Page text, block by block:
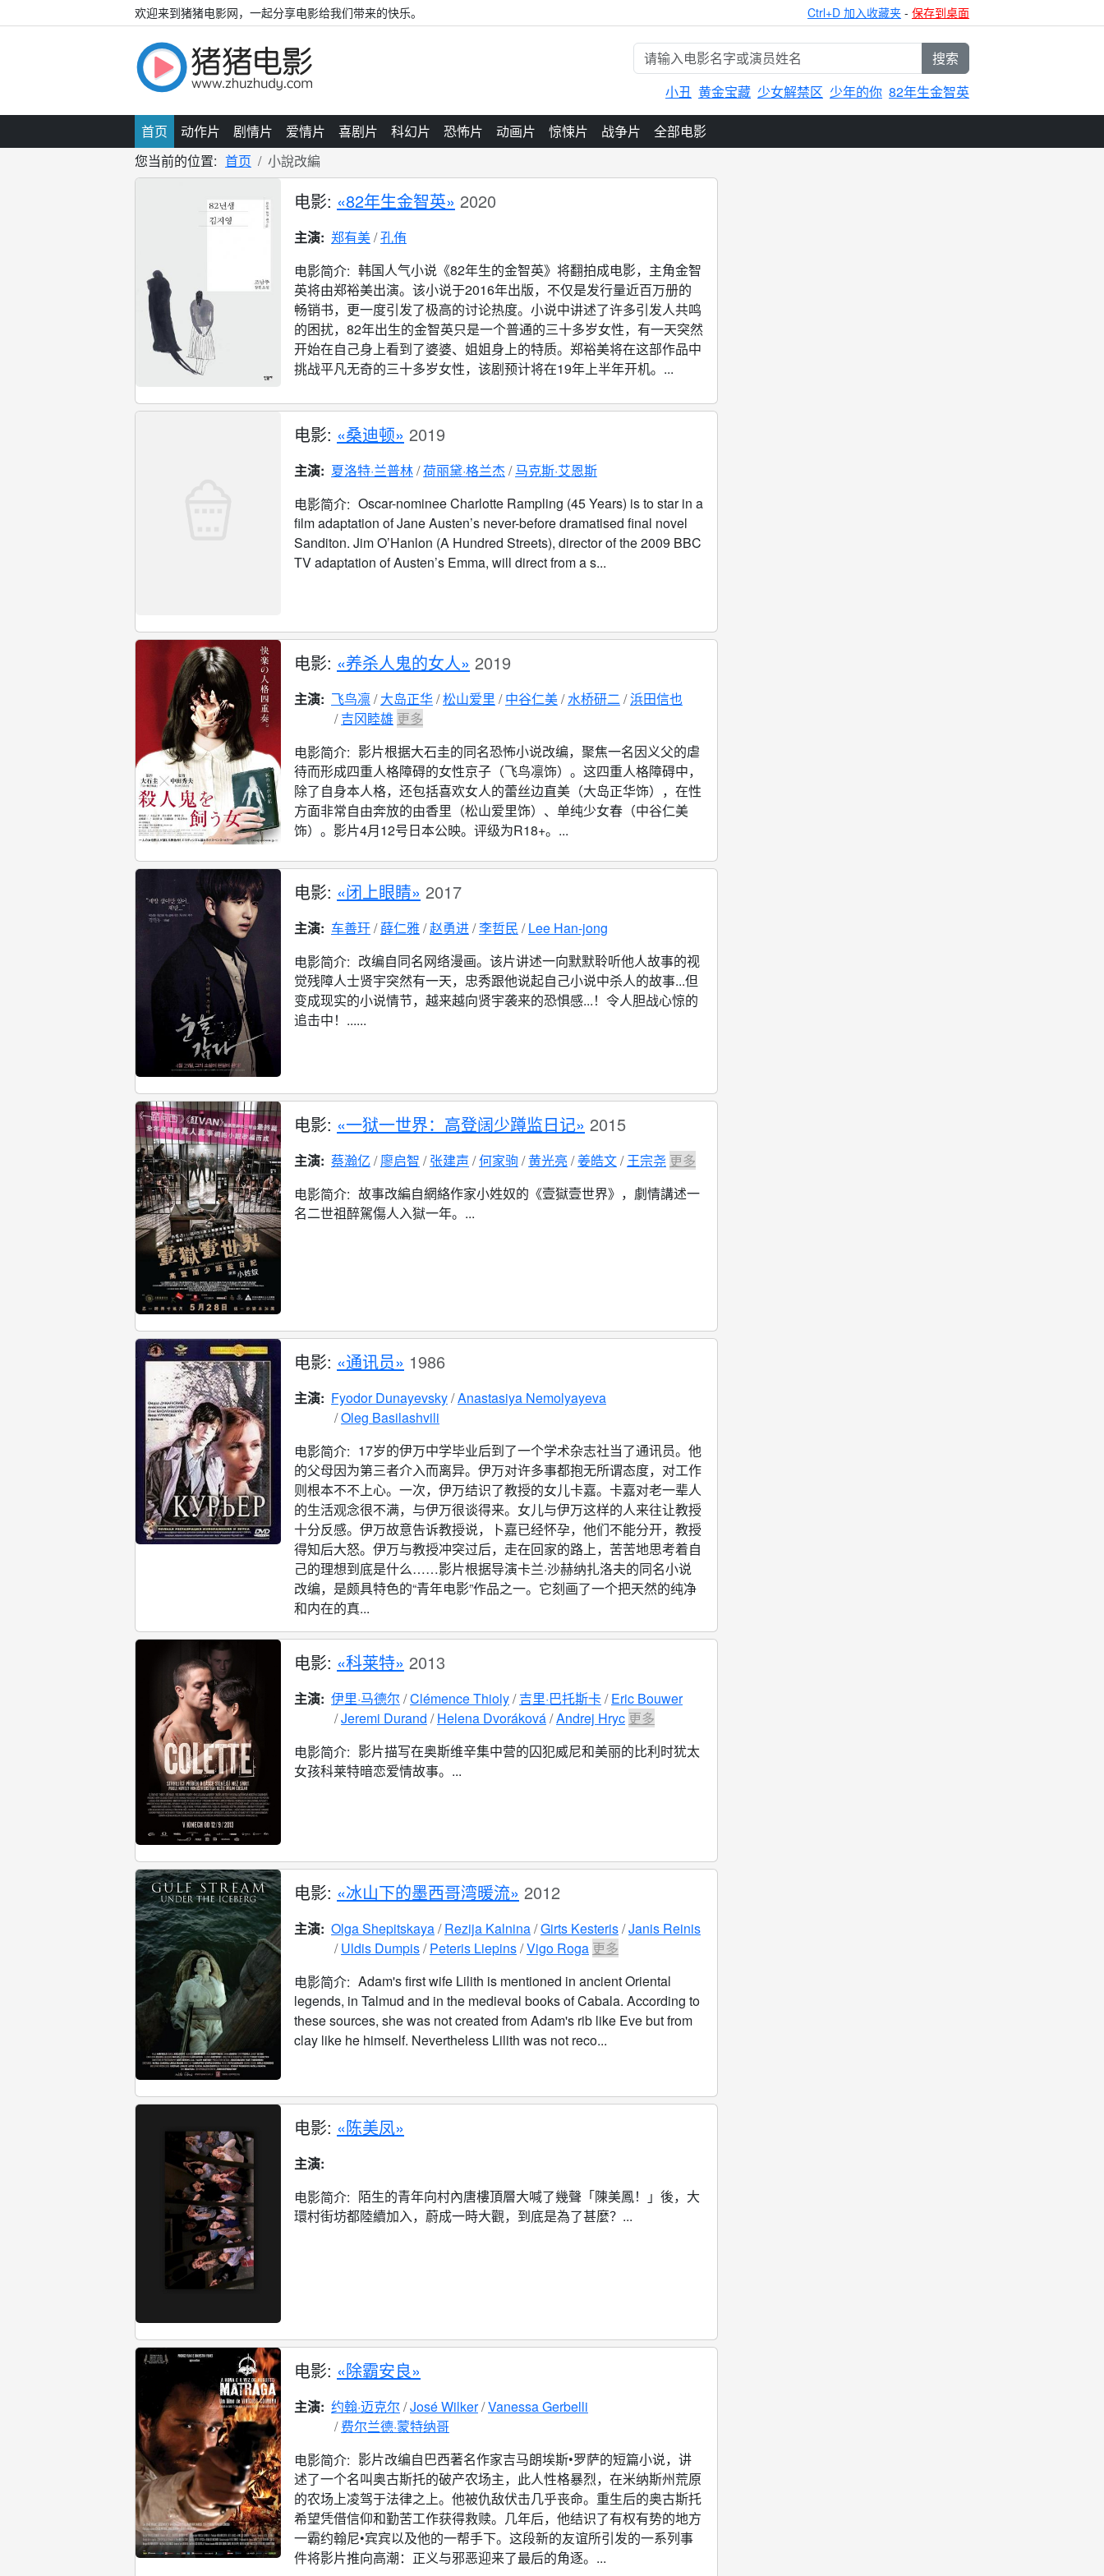
欢迎来到猪猪电影网，一起分享电影给我们带来的快乐。 Ctrl+D 加入收藏夹 - 保存到桌面
搜索
小丑 黄金宝藏 少女解禁区 少年的你 82年生金智英
首页 动作片 剧情片 爱情片 喜剧片 科幻片 恐怖片 动画片 惊悚片 战争片
全部电影
您当前的位置: 首页 小說改編
电影: «82年生金智英» 2020
主演: 郑有美 孔侑
电影简介: 韩国人气小说《82年生的金智英》将翻拍成电影，主角金智
英将由郑裕美出演。该小说于2016年出版，不仅是发行量近百万册的
畅销书，更一度引发了极高的讨论热度。小说中讲述了许多引发人共鸣
的困扰，82年出生的金智英只是一个普通的三十多岁女性，有一天突然
开始在自己身上看到了婆婆、姐姐身上的特质。郑裕美将在这部作品中
挑战平凡无奇的三十多岁女性，该剧预计将在19年上半年开机。...
电影: «桑迪顿» 2019
主演: 夏洛特·兰普林 荷丽黛·格兰杰
马克斯·艾恩斯
电影简介: Oscar-nominee Charlotte Rampling (45 Years) is to star in a
film adaptation of Jane Austen’s never-before dramatised final novel
Sanditon. Jim O’Hanlon (A Hundred Streets), director of the 2009 BBC
TV adaptation of Austen’s Emma, will direct from a s...
电影: «养杀人鬼的女人» 2019
主演: 飞鸟凛 大岛正华 松山爱里 中谷仁美 水桥研二 浜田信也
吉冈睦雄 更多
电影简介: 影片根据大石圭的同名恐怖小说改编，聚焦一名因义父的虐
待而形成四重人格障碍的女性京子（飞鸟凛饰）。这四重人格障碍中，
除了自身本人格，还包括喜欢女人的蕾丝边直美（大岛正华饰），在性
方面非常自由奔放的由香里（松山爱里饰）、单纯少女春（中谷仁美
饰）。影片4月12号日本公映。评级为R18+。...
电影: «闭上眼睛» 2017
主演: 车善玗 薛仁雅 赵勇进 李哲民
Lee Han-jong
电影简介: 改编自同名网络漫画。该片讲述一向默默聆听他人故事的视
觉残障人士贤宇突然有一天，忠秀跟他说起自己小说中杀人的故事...但
变成现实的小说情节，越来越向贤宇袭来的恐惧感...！令人胆战心惊的
追击中！......
电影: «一狱一世界：高登阔少蹲监日记» 2015
主演: 蔡瀚亿 廖启智 张建声 何家驹 黄光亮 姜皓文 王宗尧 更多
电影简介: 故事改編自網絡作家小姓奴的《壹獄壹世界》，劇情講述一
名二世祖醉駕傷人入獄一年。...
电影: «通讯员» 1986
主演: Fyodor Dunayevsky Anastasiya Nemolyayeva
Oleg Basilashvili
电影简介: 17岁的伊万中学毕业后到了一个学术杂志社当了通讯员。他
的父母因为第三者介入而离异。伊万对许多事都抱无所谓态度，对工作
则根本不不上心。一次，伊万结识了教授的女儿卡嘉。卡嘉对老一辈人
的生活观念很不满，与伊万很谈得来。女儿与伊万这样的人来往让教授
十分反感。伊万故意告诉教授说，卜嘉已经怀孕，他们不能分开，教授
得知后大怒。伊万与教授冲突过后，走在回家的路上，苦苦地思考着自
己的理想到底是什么……影片根据导演卡兰·沙赫纳扎洛夫的同名小说
改编，是颇具特色的“青年电影”作品之一。它刻画了一个把天然的纯净
和内在的真...
电影: «科莱特» 2013
主演: 伊里·马德尔 Clémence Thioly 吉里·巴托斯卡 Eric Bouwer
Jeremi Durand
Helena Dvoráková Andrej Hryc 更多
电影简介: 影片描写在奥斯维辛集中营的囚犯威尼和美丽的比利时犹太
女孩科莱特暗恋爱情故事。...
电影: «冰山下的墨西哥湾暖流» 2012
主演: Olga Shepitskaya Rezija Kalnina Girts Kesteris Janis Reinis
Uldis Dumpis Peteris Liepins Vigo Roga 更多
电影简介: Adam's first wife Lilith is mentioned in ancient Oriental
legends, in Talmud and in the medieval books of Cabala. According to
these sources, she was not created from Adam's rib like Eve but from
clay like he himself. Nevertheless Lilith was not reco...
电影: «陈美凤»
主演:
电影简介: 陌生的青年向村內唐樓頂層大喊了幾聲「陳美鳳！」後，大
環村街坊都陸續加入，蔚成一時大觀，到底是為了甚麼？...
电影: «除霸安良»
主演: 约翰·迈克尔 José Wilker Vanessa Gerbelli
费尔兰德·蒙特纳哥
电影简介: 影片改编自巴西著名作家吉马朗埃斯•罗萨的短篇小说，讲
述了一个名叫奥古斯托的破产农场主，此人性格暴烈，在米纳斯州荒原
的农场上凌驾于法律之上。他被仇敌伏击几乎丧命。重生后的奥古斯托
希望凭借信仰和勤苦工作获得救赎。几年后，他结识了有权有势的地方
一霸约翰尼•宾宾以及他的一帮手下。这段新的友谊所引发的一系列事
件将影片推向高潮：正义与邪恶迎来了最后的角逐。...